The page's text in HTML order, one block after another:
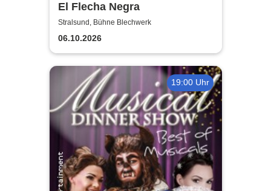
El Flecha Negra
Stralsund, Bühne Blechwerk
06.10.2026
19:00 Uhr